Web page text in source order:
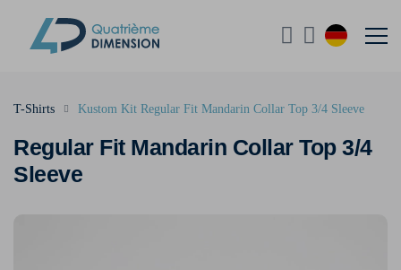
Regular Fit Mandarin Collar Top 3/4
Sleeve
T-Shirts Kustom Kit Regular Fit Mandarin Collar Top 3/4 Sleeve